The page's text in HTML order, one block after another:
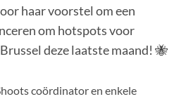
haar voorstel om een
om hotspots voor
deze laatste maand! 🐝
coördinator en enkele